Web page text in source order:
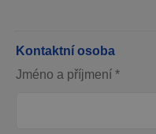
Kontaktní osoba
Jméno a příjmení *